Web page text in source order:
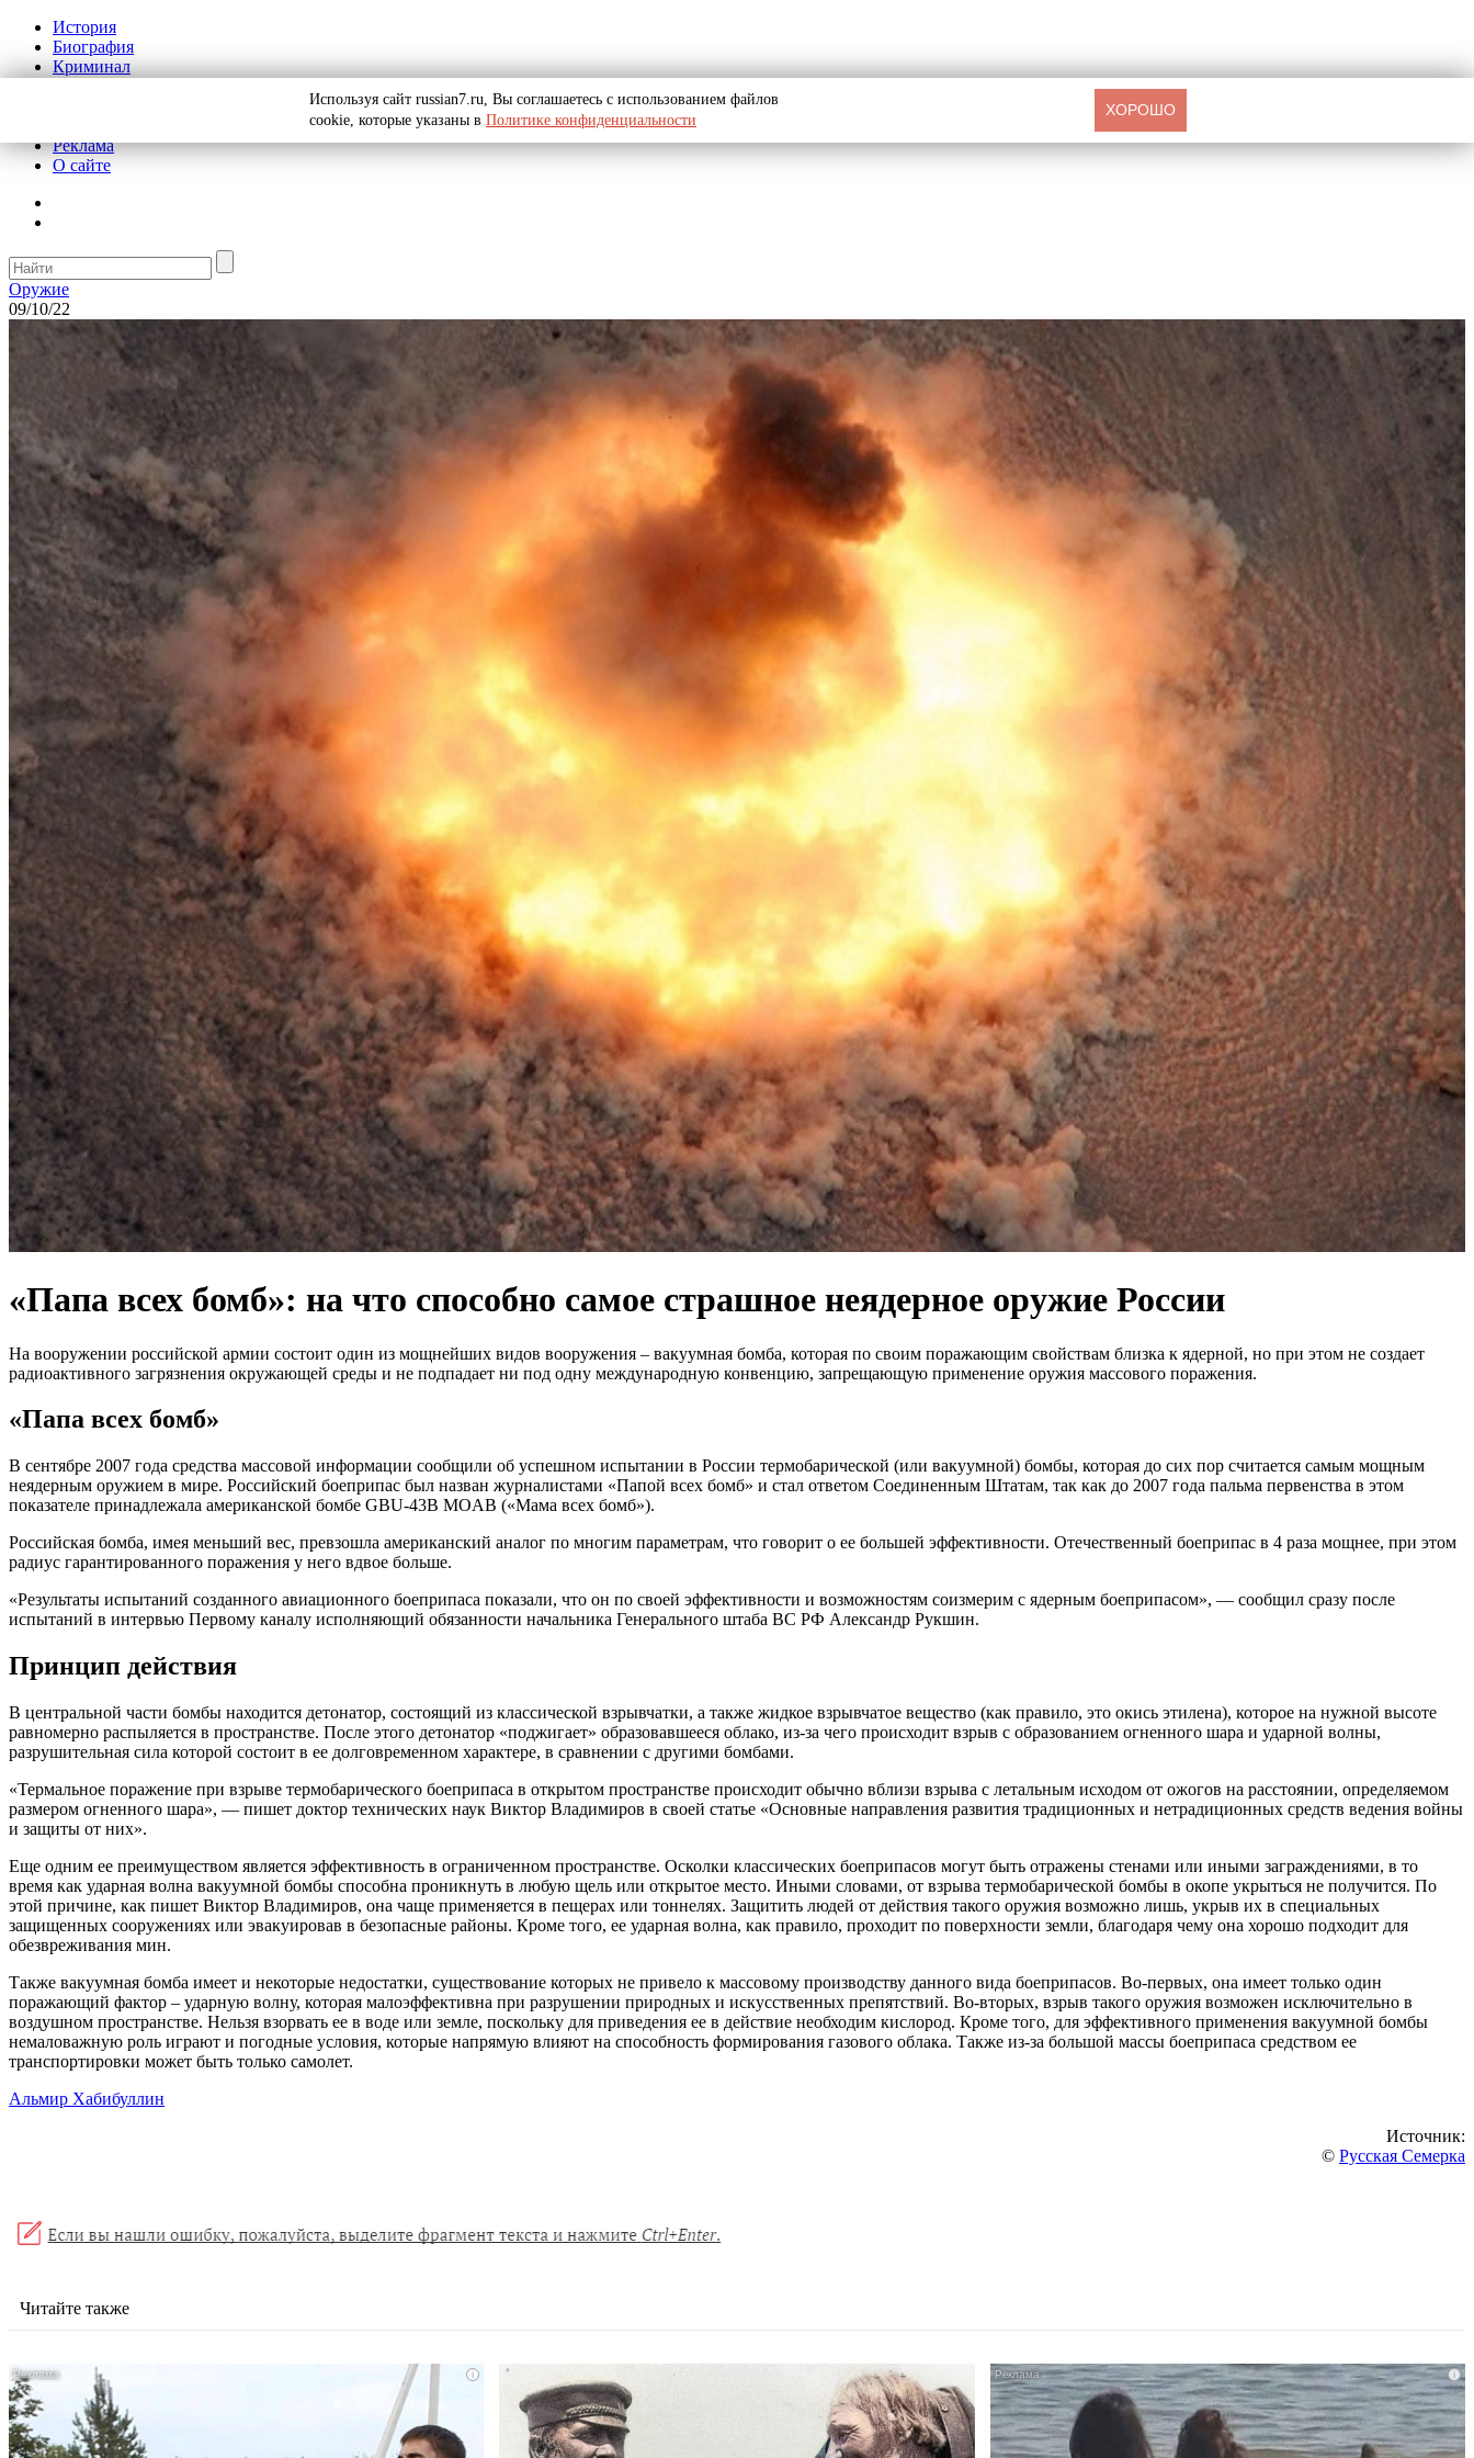
История
Биография
Криминал
Реклама
О сайте
Оружие
09/10/22
«Папа всех бомб»: на что способно самое страшное неядерное оружие России
На вооружении российской армии состоит один из мощнейших видов вооружения – вакуумная бомба, которая по своим поражающим свойствам близка к ядерной, но при этом не создает
радиоактивного загрязнения окружающей среды и не подпадает ни под одну международную конвенцию, запрещающую применение оружия массового поражения.
«Папа всех бомб»
В сентябре 2007 года средства массовой информации сообщили об успешном испытании в России термобарической (или вакуумной) бомбы, которая до сих пор считается самым мощным
неядерным оружием в мире. Российский боеприпас был назван журналистами «Папой всех бомб» и стал ответом Соединенным Штатам, так как до 2007 года пальма первенства в этом
показателе принадлежала американской бомбе GBU-43В MOAB («Мама всех бомб»).
Российская бомба, имея меньший вес, превзошла американский аналог по многим параметрам, что говорит о ее большей эффективности. Отечественный боеприпас в 4 раза мощнее, при этом
радиус гарантированного поражения у него вдвое больше.
«Результаты испытаний созданного авиационного боеприпаса показали, что он по своей эффективности и возможностям соизмерим с ядерным боеприпасом», — сообщил сразу после
испытаний в интервью Первому каналу исполняющий обязанности начальника Генерального штаба ВС РФ Александр Рукшин.
Принцип действия
В центральной части бомбы находится детонатор, состоящий из классической взрывчатки, а также жидкое взрывчатое вещество (как правило, это окись этилена), которое на нужной высоте
равномерно распыляется в пространстве. После этого детонатор «поджигает» образовавшееся облако, из-за чего происходит взрыв с образованием огненного шара и ударной волны,
разрушительная сила которой состоит в ее долговременном характере, в сравнении с другими бомбами.
«Термальное поражение при взрыве термобарического боеприпаса в открытом пространстве происходит обычно вблизи взрыва с летальным исходом от ожогов на расстоянии, определяемом
размером огненного шара», — пишет доктор технических наук Виктор Владимиров в своей статье «Основные направления развития традиционных и нетрадиционных средств ведения войны
и защиты от них».
Еще одним ее преимуществом является эффективность в ограниченном пространстве. Осколки классических боеприпасов могут быть отражены стенами или иными заграждениями, в то
время как ударная волна вакуумной бомбы способна проникнуть в любую щель или открытое место. Иными словами, от взрыва термобарической бомбы в окопе укрыться не получится. По
этой причине, как пишет Виктор Владимиров, она чаще применяется в пещерах или тоннелях. Защитить людей от действия такого оружия возможно лишь, укрыв их в специальных
защищенных сооружениях или эвакуировав в безопасные районы. Кроме того, ее ударная волна, как правило, проходит по поверхности земли, благодаря чему она хорошо подходит для
обезвреживания мин.
Также вакуумная бомба имеет и некоторые недостатки, существование которых не привело к массовому производству данного вида боеприпасов. Во-первых, она имеет только один
поражающий фактор – ударную волну, которая малоэффективна при разрушении природных и искусственных препятствий. Во-вторых, взрыв такого оружия возможен исключительно в
воздушном пространстве. Нельзя взорвать ее в воде или земле, поскольку для приведения ее в действие необходим кислород. Кроме того, для эффективного применения вакуумной бомбы
немаловажную роль играют и погодные условия, которые напрямую влияют на способность формирования газового облака. Также из-за большой массы боеприпаса средством ее
транспортировки может быть только самолет.
Альмир Хабибуллин
Источник:
© Русская Семерка
Читайте также
i i
Используя сайт russian7.ru, Вы соглашаетесь с использованием файлов
cookie, которые указаны в Политике конфиденциальности
ХОРОШО